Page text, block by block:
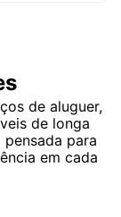
de aluguer,
de longa
para
em cada